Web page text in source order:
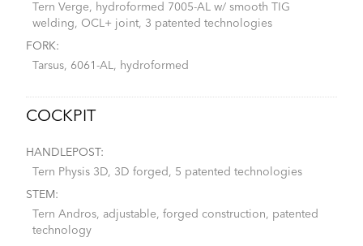
Tern Verge, hydroformed 7005-AL w/ smooth TIG
welding, OCL+ joint, 3 patented technologies
FORK:
Tarsus, 6061-AL, hydroformed
COCKPIT
HANDLEPOST:
Tern Physis 3D, 3D forged, 5 patented technologies
STEM:
Tern Andros, adjustable, forged construction, patented
technology